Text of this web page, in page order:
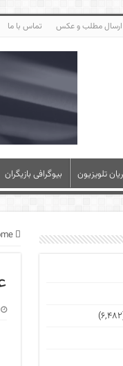
ارسال مطلب و عکس تماس با ما
تلویزیون بیوگرافی بازیگران
Home